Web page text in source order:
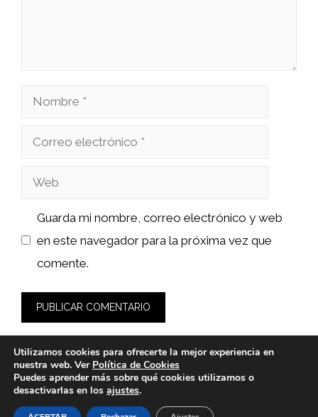
Nombre
Correo
Web
Guarda mi nombre, correo electrónico y web
en este navegador para la próxima vez que
comente.
© 2026 bioloco.es -Política de Privacidad y Aviso Legal
Utilizamos cookies para ofrecerte la mejor experiencia en
nuestra web. Ver Política de Cookies
Puedes aprender más sobre qué cookies utilizamos o
desactivarlas en los ajustes.